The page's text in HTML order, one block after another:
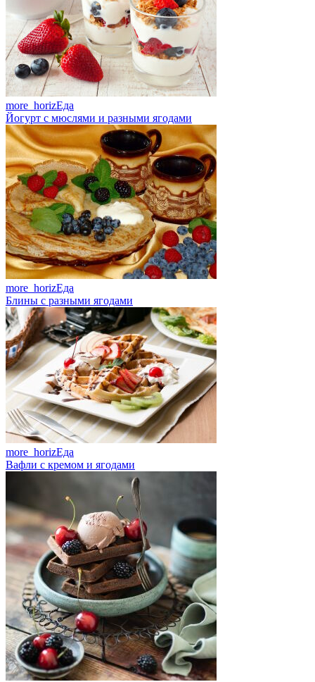
more_horizЕда
Йогурт с мюслями и разными ягодами
more_horizЕда
Блины с разными ягодами
more_horizЕда
Вафли с кремом и ягодами